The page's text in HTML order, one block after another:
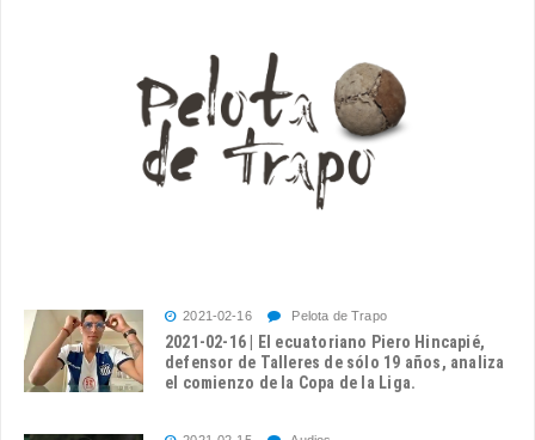
2021-02-16 Pelota de Trapo
2021-02-16 | El ecuatoriano Piero Hincapié,
defensor de Talleres de sólo 19 años, analiza
el comienzo de la Copa de la Liga.